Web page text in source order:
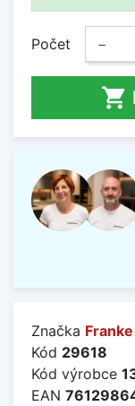
Počet −

Značka Franke
Kód 29618
Kód výrobce
EAN